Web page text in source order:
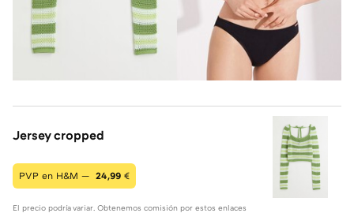
Jersey cropped
PVP en H&M — 24,99 €
El precio podría variar. Obtenemos comisión por estos enlaces